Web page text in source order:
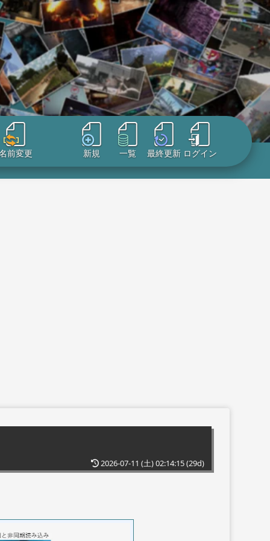
前変更 新規 一覧 最終更新 ログイン
2026-07-11 (土) 02:14:15(29d)